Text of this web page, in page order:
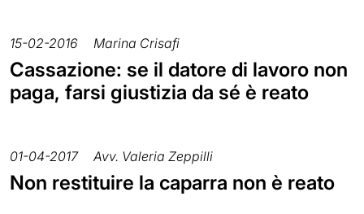
15-02-2016 Marina Crisafi
Cassazione: se il datore di lavoro non
paga, farsi giustizia da sé è reato
01-04-2017 Avv. Valeria Zeppilli
Non restituire la caparra non è reato